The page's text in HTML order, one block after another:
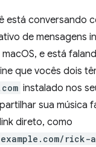
está conversando
de mensagens
e está
que vocês dois
instalado nos
sua música
direto, como
rick-